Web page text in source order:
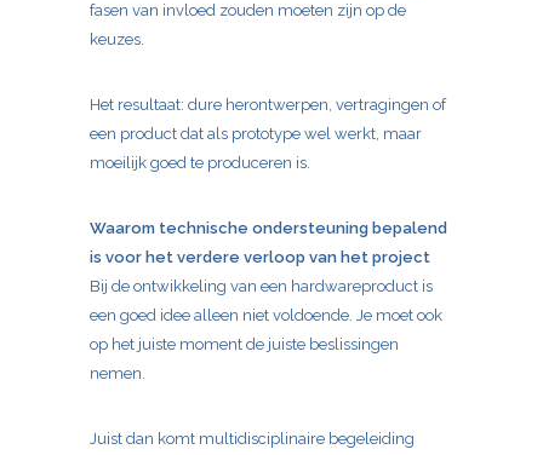
fasen van invloed zouden moeten zijn op de
keuzes.
Het resultaat: dure herontwerpen, vertragingen of
een product dat als prototype wel werkt, maar
moeilijk goed te produceren is.
Waarom technische ondersteuning bepalend
is voor het verdere verloop van het project
Bij de ontwikkeling van een hardwareproduct is
een goed idee alleen niet voldoende. Je moet ook
op het juiste moment de juiste beslissingen
nemen.
Juist dan komt multidisciplinaire begeleiding